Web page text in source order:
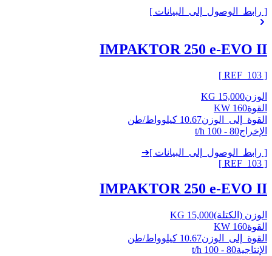
[ رابط_الوصول_إلى_البيانات ]
IMPAKTOR 250 e-EVO II
[ REF_
103
]
الوزن15,000 KG
القوة160 KW
القوة_إلى_الوزن10.67 كيلوواط/طن
الإخراج80 - 100 t/h
[ رابط_الوصول_إلى_البيانات ]➔
[ REF_
103
]
IMPAKTOR 250 e-EVO II
الوزن (الكتلة)15,000 KG
القوة160 KW
القوة_إلى_الوزن10.67 كيلوواط/طن
الإنتاجية80 - 100 t/h